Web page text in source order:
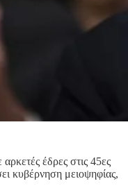
έδρες στις 45ες
κυβέρνηση μειοψηφίας,